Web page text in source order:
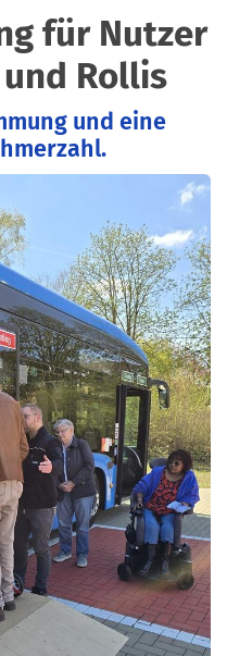
für Nutzer
Rollis
und eine